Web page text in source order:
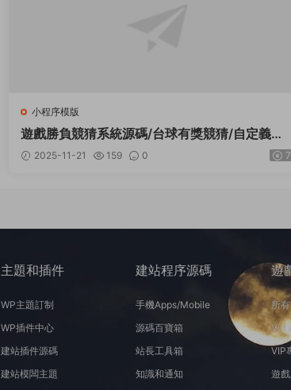
小程序模版
遊戲勝負競猜系統源碼/台球有獎競猜/自定義賽
事/冠軍優勝猜
2025-11-21 159 0 7
主題和插件
WP主題訂制
WP插件中心
建站插件源碼
建站模闆主題
建站程序源碼
手機Apps/Mobile
源碼百寶箱
站長工具箱
知識和通知
遊
所
Virt
VIP
遊